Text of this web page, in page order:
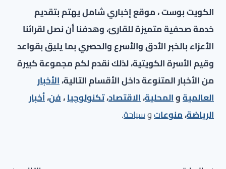
الكويت بوست ، موقع إخباري شامل يهتم بتقديم
خدمة صحفية متميزة للقارئ، وهدفنا أن نصل لقرائنا
الأعزاء بالخبر الأدق والأسرع والحصري بما يليق بقواعد
وقيم الأسرة الكويتية، لذلك نقدم لكم مجموعة كبيرة
من الأخبار المتنوعة داخل الأقسام التالية،الأخبار
العالميةوالمحلية،الاقتصاد،تكنولوجيا،فن،أخبار
الرياضة،منوعاتوسياحة.